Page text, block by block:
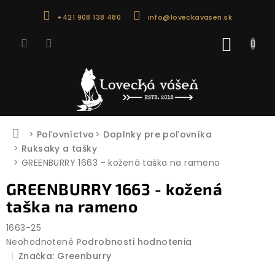
+421 908 138 480 info@loveckavasen.sk
Domov
Poľovníctvo
Doplnky pre poľovníka
Ruksaky a tašky
GREENBURRY 1663 - kožená taška na rameno
GREENBURRY 1663 - kožená
taška na rameno
1663-25
Priemerné
hodnotenie
Neohodnotené Podrobnosti hodnotenia
Značka: Greenburry